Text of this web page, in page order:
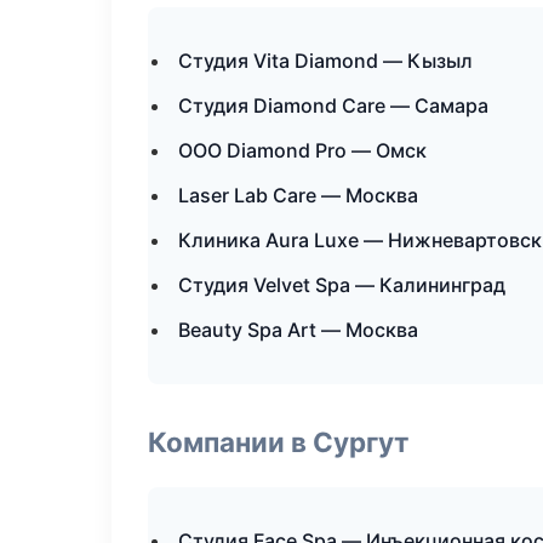
Студия Vita Diamond — Кызыл
Студия Diamond Care — Самара
ООО Diamond Pro — Омск
Laser Lab Care — Москва
Клиника Aura Luxe — Нижневартовск
Студия Velvet Spa — Калининград
Beauty Spa Art — Москва
Компании в Сургут